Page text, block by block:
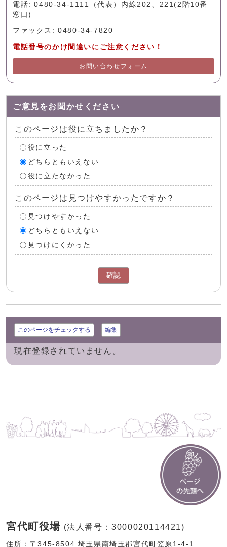
電話: 0480-34-1111（代表）内線202、221(2階10番
窓口)
ファックス: 0480-34-7820
電話番号のかけ間違いにご注意ください！
お問い合わせフォーム
ご意見をお聞かせください
このページは役に立ちましたか？
役に立った
どちらともいえない
役に立たなかった
このページは見つけやすかったですか？
見つけやすかった
どちらともいえない
見つけにくかった
確認
このページをチェックする 編集
現在登録されていません。
宮代町役場 (法人番号：3000020114421)
住所：〒345-8504 埼玉県南埼玉郡宮代町笠原1-4-1